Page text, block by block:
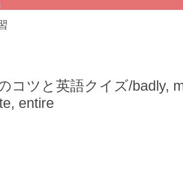
コツと英語クイズ/badly,
entire